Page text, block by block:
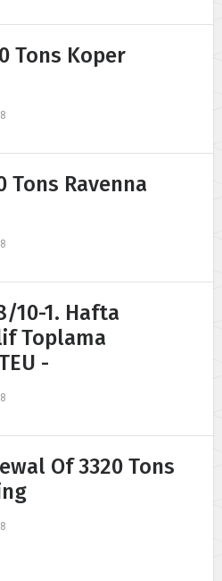
Tons Koper
Tons Ravenna
10-1. Hafta
Toplama
-
Of 3320 Tons